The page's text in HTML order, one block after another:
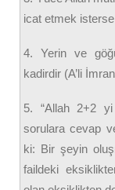
icat etmek
4. Yerin ve
kadirdir (A’li
5. “Allah 2+2
sorulara cevap
ki: Bir şeyin
faildeki